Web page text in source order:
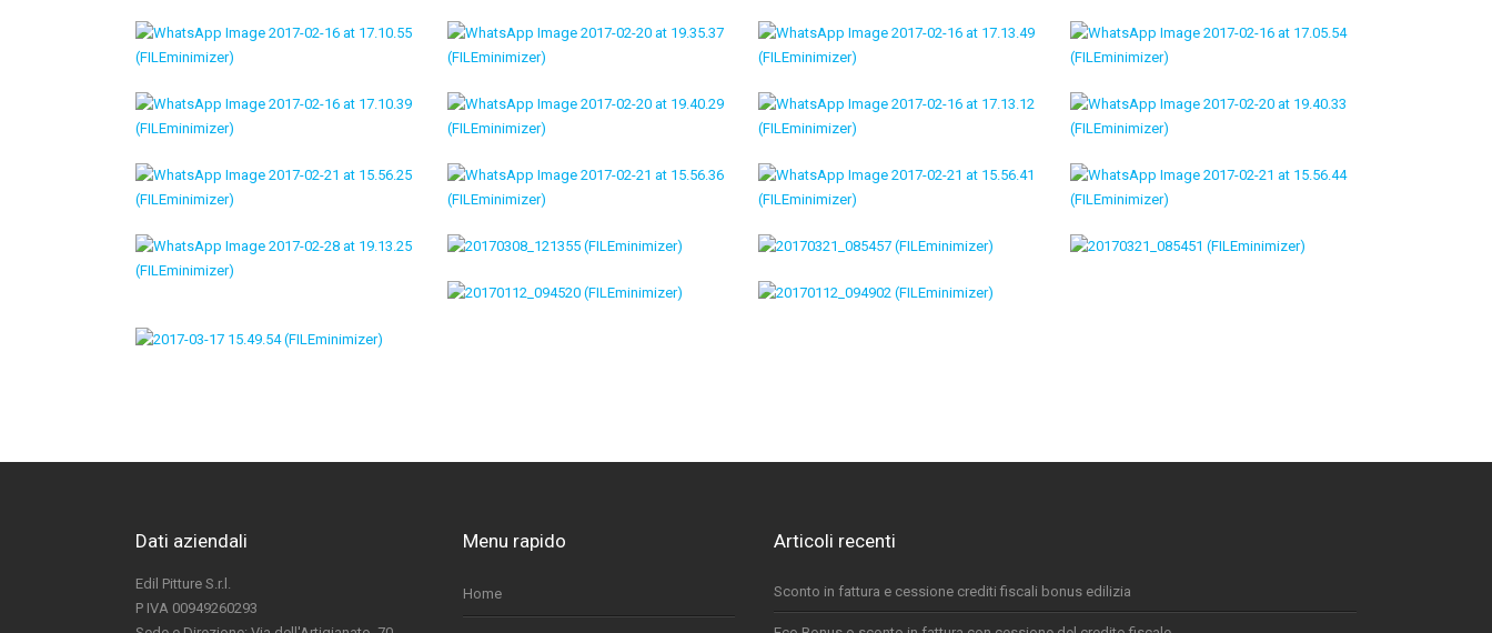
Dati aziendali
Edil Pitture S.r.l.
P IVA 00949260293
Menu rapido
Home
Articoli recenti
Sconto in fattura e cessione crediti fiscali bonus edilizia